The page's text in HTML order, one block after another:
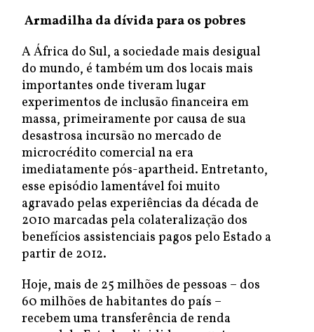
Armadilha da dívida para os pobres
A África do Sul, a sociedade mais desigual
do mundo, é também um dos locais mais
importantes onde tiveram lugar
experimentos de inclusão financeira em
massa, primeiramente por causa de sua
desastrosa incursão no mercado de
microcrédito comercial na era
imediatamente pós-apartheid. Entretanto,
esse episódio lamentável foi muito
agravado pelas experiências da década de
2010 marcadas pela colateralização dos
benefícios assistenciais pagos pelo Estado a
partir de 2012.
Hoje, mais de 25 milhões de pessoas – dos
60 milhões de habitantes do país –
recebem uma transferência de renda